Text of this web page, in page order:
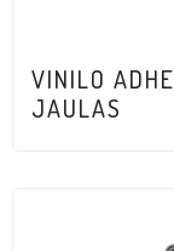
VINILO
JAULAS